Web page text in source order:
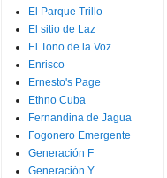
El Parque Trillo
El sitio de Laz
El Tono de la Voz
Enrisco
Ernesto's Page
Ethno Cuba
Fernandina de Jagua
Fogonero Emergente
Generación F
Generación Y